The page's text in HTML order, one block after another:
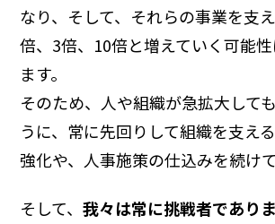
なり、そして、それらの事業を支
倍、3倍、10倍と増えていく可能
ます。
そのため、人や組織が急拡大して
うに、常に先回りして組織を支え
強化や、人事施策の仕込みを続けて
そして、我々は常に挑戦者でありま